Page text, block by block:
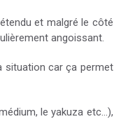
et malgré le côté
angoissant.
situation car ça permet
le yakuza etc...),